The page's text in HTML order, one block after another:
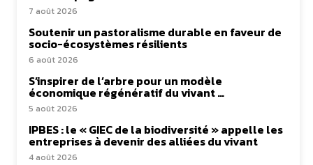
7 août 2026
Soutenir un pastoralisme durable en faveur de
socio-écosystèmes résilients
6 août 2026
S’inspirer de l’arbre pour un modèle
économique régénératif du vivant …
5 août 2026
IPBES : le « GIEC de la biodiversité » appelle les
entreprises à devenir des alliées du vivant
4 août 2026